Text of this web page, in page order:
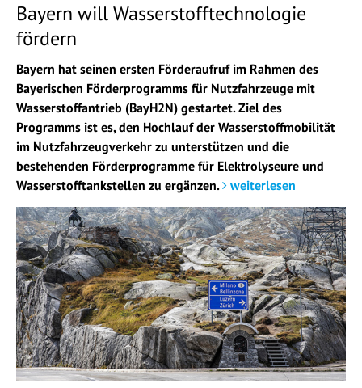
Bayern will Wasserstofftechnologie
fördern
Bayern hat seinen ersten Förderaufruf im Rahmen des
Bayerischen Förderprogramms für Nutzfahrzeuge mit
Wasserstoffantrieb (BayH2N) gestartet. Ziel des
Programms ist es, den Hochlauf der Wasserstoffmobilität
im Nutzfahrzeugverkehr zu unterstützen und die
bestehenden Förderprogramme für Elektrolyseure und
Wasserstofftankstellen zu ergänzen.
weiterlesen